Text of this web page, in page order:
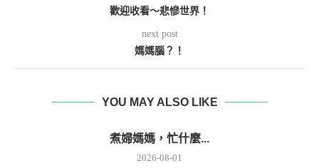
歡迎收看～悲慘世界！
next post
媽媽腦？！
YOU MAY ALSO LIKE
煮婦媽媽，忙什麼...
2026-08-01